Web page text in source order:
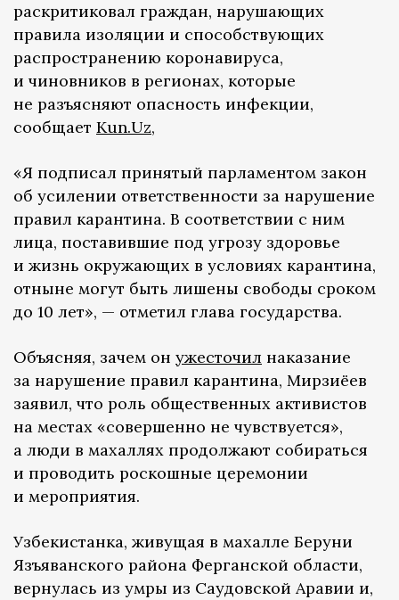
раскритиковал граждан, нарушающих
правила изоляции и способствующих
распространению коронавируса,
и чиновников в регионах, которые
не разъясняют опасность инфекции,
сообщает Kun.Uz,
«Я подписал принятый парламентом закон
об усилении ответственности за нарушение
правил карантина. В соответствии с ним
лица, поставившие под угрозу здоровье
и жизнь окружающих в условиях карантина,
отныне могут быть лишены свободы сроком
до 10 лет», — отметил глава государства.
Объясняя, зачем он ужесточил наказание
за нарушение правил карантина, Мирзиёев
заявил, что роль общественных активистов
на местах «совершенно не чувствуется»,
а люди в махаллях продолжают собираться
и проводить роскошные церемонии
и мероприятия.
Узбекистанка, живущая в махалле Беруни
Язъяванского района Ферганской области,
вернулась из умры из Саудовской Аравии и,